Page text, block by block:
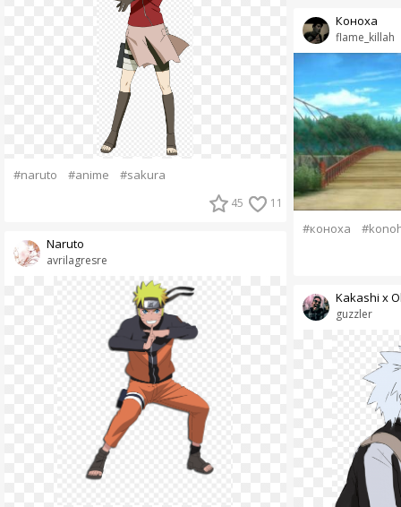
#naruto #anime #sakura
45 11
avrilagresre
Naruto
flame_killah
Коноха
#коноха
guzzler
Kakashi x